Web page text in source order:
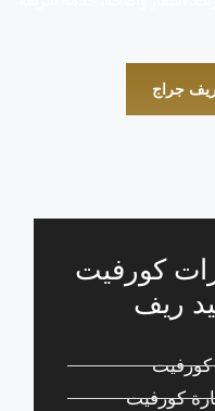
ريف جراج
كورفيت
ريف
كورفيت